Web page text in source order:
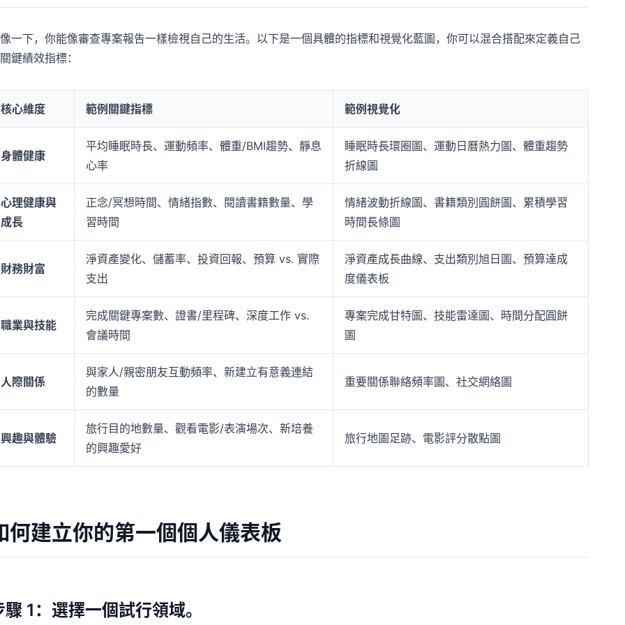
一下，你能像審查專案報告一樣檢視自己的生活。以下是一個具體的指標和視覺化藍圖，你可以混合搭配來定義自己
鍵績效指標：
核心維度 範例關鍵指標 範例視覺化
身體健康
平均睡眠時長、運動頻率、體重/BMI趨勢、靜息
心率
睡眠時長環圈圖、運動日曆熱力圖、體重趨勢
折線圖
心理健康與
成長
正念/冥想時間、情緒指數、閱讀書籍數量、學
習時間
情緒波動折線圖、書籍類別圓餅圖、累積學習
時間長條圖
財務財富
淨資產變化、儲蓄率、投資回報、預算 vs. 實際
支出
淨資產成長曲線、支出類別旭日圖、預算達成
度儀表板
職業與技能
完成關鍵專案數、證書/里程碑、深度工作 vs.
會議時間
專案完成甘特圖、技能雷達圖、時間分配圓餅
圖
人際關係
與家人/親密朋友互動頻率、新建立有意義連結
的數量
重要關係聯絡頻率圖、社交網絡圖
興趣與體驗
旅行目的地數量、觀看電影/表演場次、新培養
的興趣愛好
旅行地圖足跡、電影評分散點圖
何建立你的第一個個人儀表板
驟 1：選擇一個試行領域。